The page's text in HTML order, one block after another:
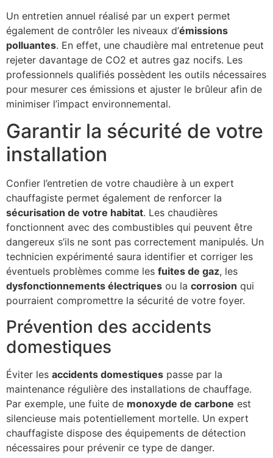
Un entretien annuel réalisé par un expert permet
également de contrôler les niveaux d’émissions
polluantes. En effet, une chaudière mal entretenue peut
rejeter davantage de CO2 et autres gaz nocifs. Les
professionnels qualifiés possèdent les outils nécessaires
pour mesurer ces émissions et ajuster le brûleur afin de
minimiser l’impact environnemental.
Garantir la sécurité de votre
installation
Confier l’entretien de votre chaudière à un expert
chauffagiste permet également de renforcer la
sécurisation de votre habitat. Les chaudières
fonctionnent avec des combustibles qui peuvent être
dangereux s’ils ne sont pas correctement manipulés. Un
technicien expérimenté saura identifier et corriger les
éventuels problèmes comme les fuites de gaz, les
dysfonctionnements électriques ou la corrosion qui
pourraient compromettre la sécurité de votre foyer.
Prévention des accidents
domestiques
Éviter les accidents domestiques passe par la
maintenance régulière des installations de chauffage.
Par exemple, une fuite de monoxyde de carbone est
silencieuse mais potentiellement mortelle. Un expert
chauffagiste dispose des équipements de détection
nécessaires pour prévenir ce type de danger.